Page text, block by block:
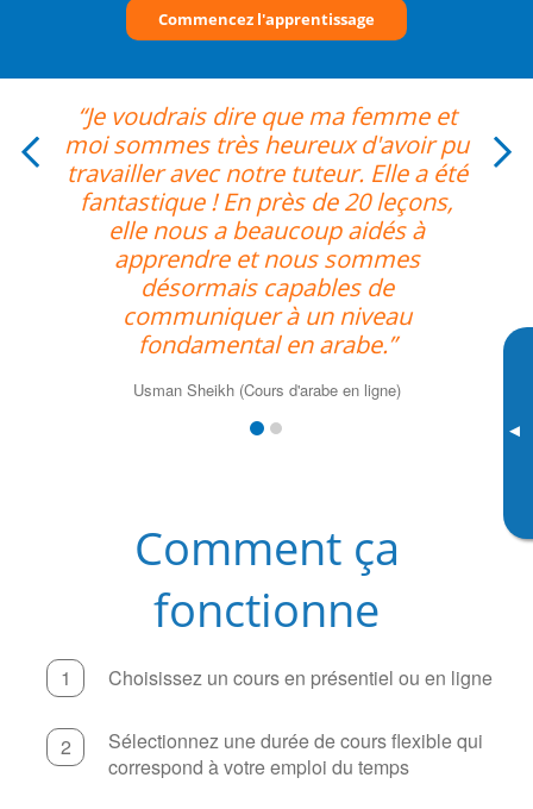
▸
Commencez l'apprentissage
“Je voudrais dire que ma femme et
moi sommes très heureux d'avoir pu
travailler avec notre tuteur. Elle a été
fantastique ! En près de 20 leçons,
elle nous a beaucoup aidés à
apprendre et nous sommes
désormais capables de
communiquer à un niveau
fondamental en arabe.”
Usman Sheikh (Cours d'arabe en ligne)
Comment ça
fonctionne
Choisissez un cours en présentiel ou en ligne
Sélectionnez une durée de cours flexible qui
correspond à votre emploi du temps